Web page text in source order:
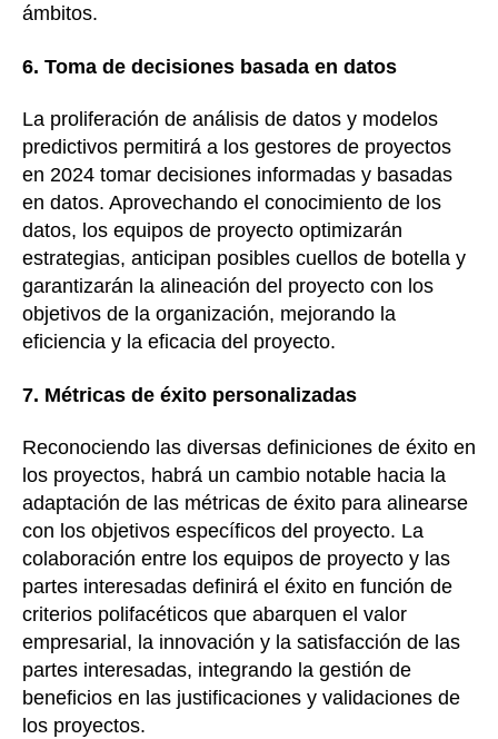
ámbitos.
6. Toma de decisiones basada en datos
La proliferación de análisis de datos y modelos
predictivos permitirá a los gestores de proyectos
en 2024 tomar decisiones informadas y basadas
en datos. Aprovechando el conocimiento de los
datos, los equipos de proyecto optimizarán
estrategias, anticipan posibles cuellos de botella y
garantizarán la alineación del proyecto con los
objetivos de la organización, mejorando la
eficiencia y la eficacia del proyecto.
7. Métricas de éxito personalizadas
Reconociendo las diversas definiciones de éxito en
los proyectos, habrá un cambio notable hacia la
adaptación de las métricas de éxito para alinearse
con los objetivos específicos del proyecto. La
colaboración entre los equipos de proyecto y las
partes interesadas definirá el éxito en función de
criterios polifacéticos que abarquen el valor
empresarial, la innovación y la satisfacción de las
partes interesadas, integrando la gestión de
beneficios en las justificaciones y validaciones de
los proyectos.